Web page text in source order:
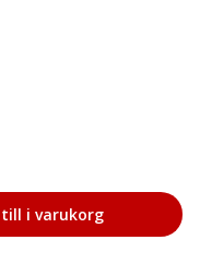
till i varukorg